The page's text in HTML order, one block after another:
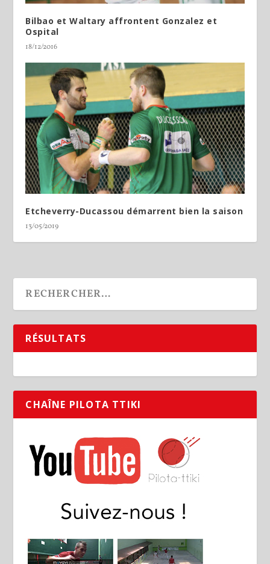
Bilbao et Waltary affrontent Gonzalez et
Ospital
18/12/2016
Etcheverry-Ducassou démarrent bien la saison
13/05/2019
RÉSULTATS
CHAÎNE PILOTA TTIKI